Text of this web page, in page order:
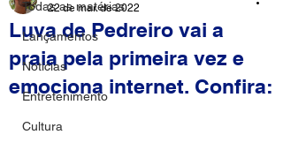
Todas as matérias
Lançamentos
Notícias
Entretenimento
Cultura
Luva de Pedreiro vai a
praia pela primeira vez e
emociona internet. Confira:
22 de mar. de 2022